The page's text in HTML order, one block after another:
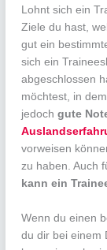
Lohnt sich ein
Ziele du hast,
gut ein
sich ein
abgeschlossen
möchtest, in
jedochgute
vorweisen
zu haben. Auch
kann ein
Wenn du einen
du dir bei einem